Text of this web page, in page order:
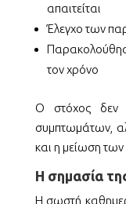
απαιτείται
Έλεγχο των
τον χρόνο
Ο στόχος δεν
συμπτωμάτων,
και η μείωση
Η σημασία
Η σωστή